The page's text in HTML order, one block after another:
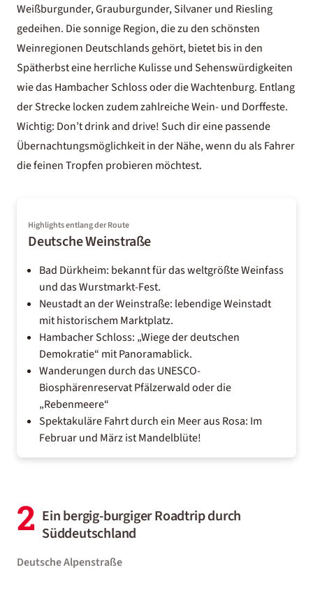
Weißburgunder, Grauburgunder, Silvaner und Riesling
gedeihen. Die sonnige Region, die zu den schönsten
Weinregionen Deutschlandsgehört, bietet bis in den
Spätherbst eine herrliche Kulisse und Sehenswürdigkeiten
wie das Hambacher Schloss oder die Wachtenburg. Entlang
der Strecke locken zudem zahlreiche Wein- und Dorffeste.
Wichtig: Don’t drink and drive! Such dir eine passende
Übernachtungsmöglichkeit in der Nähe, wenn du als Fahrer
die feinen Tropfen probieren möchtest.
Highlights entlang der Route
Deutsche Weinstraße
Bad Dürkheim: bekannt für das weltgrößte Weinfass
und das Wurstmarkt-Fest.
Neustadt an der Weinstraße: lebendige Weinstadt
mit historischem Marktplatz.
Hambacher Schloss: „Wiege der deutschen
Demokratie“ mit Panoramablick.
Wanderungen durch das UNESCO-
Biosphärenreservat Pfälzerwald oder die
„Rebenmeere“
Spektakuläre Fahrt durch ein Meer aus Rosa: Im
Februar und März ist Mandelblüte!
2 Ein bergig-burgiger Roadtrip durch
Süddeutschland
Deutsche Alpenstraße